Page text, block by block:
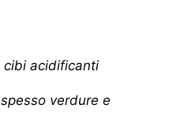
cibi acidificanti
verdure e